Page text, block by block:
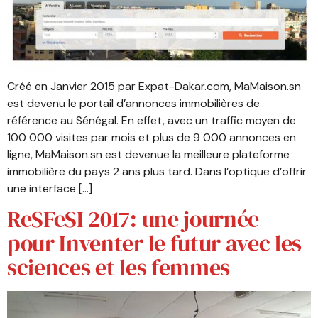
Créé en Janvier 2015 par Expat-Dakar.com, MaMaison.sn
est devenu le portail d’annonces immobilières de
référence au Sénégal. En effet, avec un traffic moyen de
100 000 visites par mois et plus de 9 000 annonces en
ligne, MaMaison.sn est devenue la meilleure plateforme
immobilière du pays 2 ans plus tard. Dans l’optique d’offrir
une interface […]
ReSFeSI 2017: une journée
pour Inventer le futur avec les
sciences et les femmes